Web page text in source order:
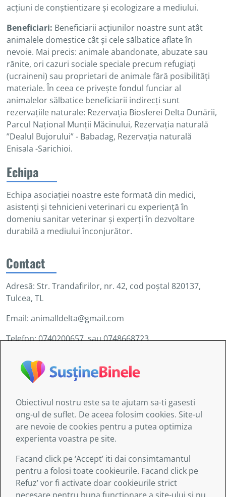
acțiuni de conștientizare și ecologizare a mediului.
Beneficiari: Beneficiarii acțiunilor noastre sunt atât
animalele domestice cât și cele sălbatice aflate în
nevoie. Mai precis: animale abandonate, abuzate sau
rănite, ori cazuri sociale speciale precum refugiați
(ucraineni) sau proprietari de animale fără posibilități
materiale. În ceea ce privește fondul funciar al
animalelor sălbatice beneficiarii indirecți sunt
rezervațiile naturale: Rezervația Biosferei Delta Dunării,
Parcul Național Munții Măcinului, Rezervația naturală
”Dealul Bujorului” - Babadag, Rezervația naturală
Enisala -Sarichioi.
Echipa
Echipa asociației noastre este formată din medici,
asistenți și tehnicieni veterinari cu experiență în
domeniu sanitar veterinar și experți în dezvoltare
durabilă a mediului înconjurător.
Contact
Adresă: Str. Trandafirilor, nr. 42, cod poștal 820137,
Tulcea, TL
Email: animalldelta@gmail.com
Telefon: 0740200657 sau 0748668723
Informaţiile furnizate de AITIS:
au doar un caracter general şi nu sunt destinate să
abordeze circumstanţe specifice ale nici unei
persoane sau entităţi;
actualizate;
uneori sunt legate de site-uri externe asupra cărora
serviciile asociației nu exercită nici un control şi
Obiectivul nostru este sa te ajutam sa-ti gasesti
ong-ul de suflet. De aceea folosim cookies. Site-ul
are nevoie de cookies pentru a putea optimiza
experienta voastra pe site.
Facand click pe ‘Accept’ iti dai consimtamantul
pentru a folosi toate cookieurile. Facand click pe
Refuz’ vor fi activate doar cookieurile strict